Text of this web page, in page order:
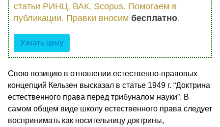
статьи РИНЦ, ВАК, Scopus. Помогаем в
публикации. Правки вносим бесплатно.
Узнать цену
Свою позицию в отношении естественно-правовых
концепций Кельзен высказал в статье 1949 г. “Доктрина
естественного права перед трибуналом науки”. В
самом общем виде школу естественного права следует
воспринимать как носительницу доктрины,